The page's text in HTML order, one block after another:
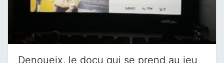
Denoueix, le docu qui se prend au jeu